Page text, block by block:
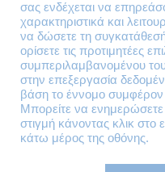
Θηβών 220
Άγιος Ιωάννης
Ρέντης
Τ.Κ. 182 33
Email
σας ενδέχεται να
χαρακτηριστικά και
να δώσετε τη
ορίσετε τις προτιμητέες
συμπεριλαμβανομένου του
στην επεξεργασία
βάση το έννομο συμφέρον
Μπορείτε να ενημερώσετε
στιγμή κάνοντας κλικ στο
κάτω μέρος της οθόνης.